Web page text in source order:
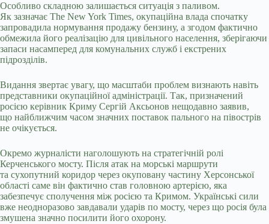
Особливо складною залишається ситуація з паливом.
Як зазначає The New York Times, окупаційна влада спочатку
запровадила нормування продажу бензину, а згодом фактично
обмежила його реалізацію для цивільного населення, зберігаючи
запаси насамперед для комунальних служб і екстрених
підрозділів.
Видання звертає увагу, що масштаби проблем визнають навіть
представники окупаційної адміністрації. Так, призначений
росією керівник Криму Сергій Аксьонов нещодавно заявив,
що найближчим часом значних поставок пального на півострів
не очікується.
Окремо журналісти наголошують на стратегічній ролі
Керченського мосту. Після атак на морські маршрути
та сухопутний коридор через окуповану частину Херсонської
області саме він фактично став головною артерією, яка
забезпечує сполучення між росією та Кримом. Українські сили
вже неодноразово завдавали ударів по мосту, через що росія була
змушена значно посилити його охорону.